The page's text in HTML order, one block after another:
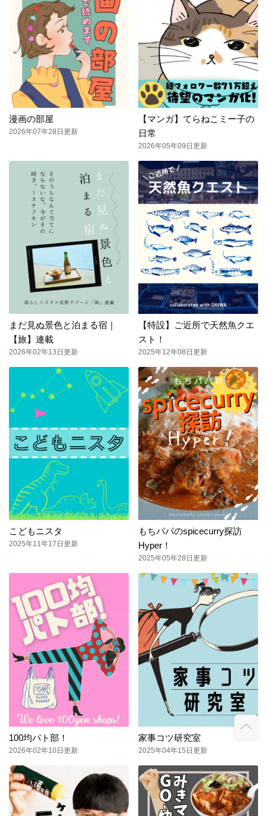
漫画の部屋
2026年07年28日更新
【マンガ】てらねこミー子の
日常
2026年05年09日更新
まだ見ぬ景色と泊まる宿｜
【旅】連載
2026年02年13日更新
【特設】ご近所で天然魚クエ
スト！
2025年12年08日更新
こどもニスタ
2025年11年17日更新
もちパパのspicecurry探訪
Hyper！
2025年05年28日更新
100均パト部！
2026年02年10日更新
家事コツ研究室
2025年04年15日更新